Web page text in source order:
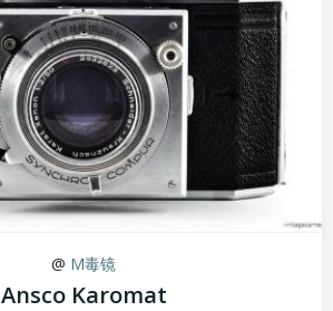
@ M毒镜
Ansco Karomat